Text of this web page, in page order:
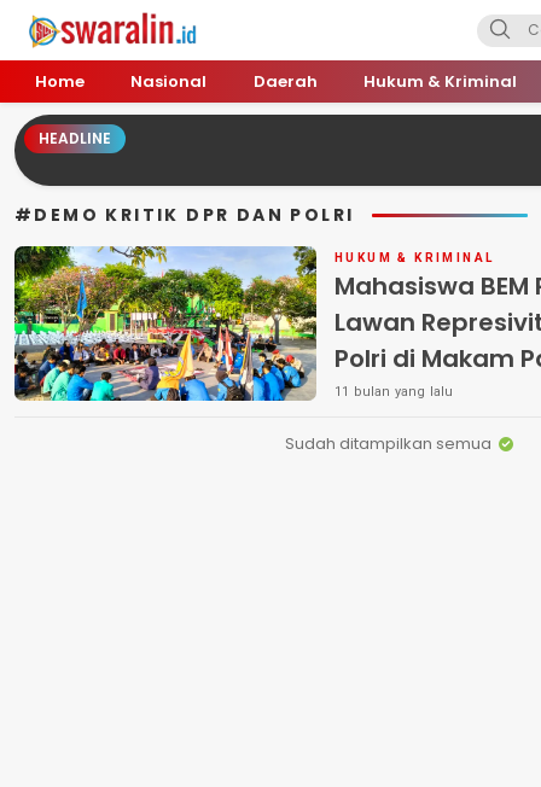
Swara Lin
Independent, Tajam & Profesional
Home Nasional Daerah Hukum & Kriminal
HEADLINE
#DEMO KRITIK DPR DAN POLRI
HUKUM & KRIMINAL
Mahasiswa
Lawan
Polri di Makam
11 bulan yang lalu
Sudah ditampilkan semua